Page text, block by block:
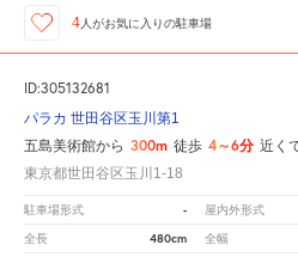
4 人がお気に入りの駐車場
ID:305132681
パラカ 世田谷区玉川第1
五島美術館から 300m 徒歩 4～6分 近く
東京都世田谷区玉川1-18
駐車場形式 - 屋内外形式
全長 480cm 全幅